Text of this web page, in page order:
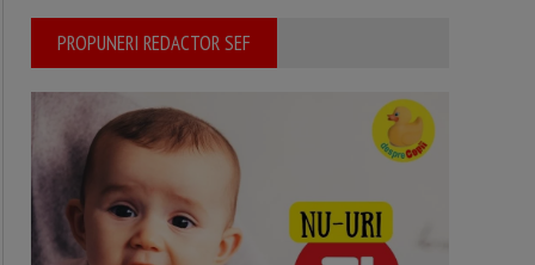
PROPUNERI REDACTOR SEF